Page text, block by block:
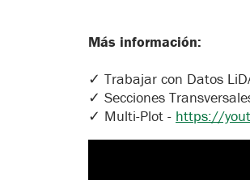
Más información:
✓ Trabajar con Datos
✓ Secciones
✓ Multi-Plot - https://